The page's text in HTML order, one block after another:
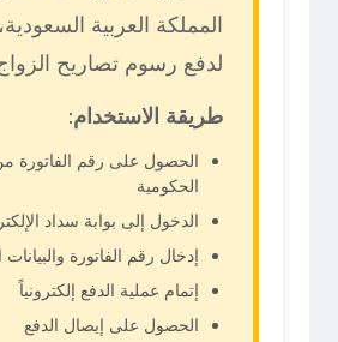
المملكة العربية
لدفع رسوم تصاريح
طريقة الاستخدام:
الحصول على رقم الفاتورة
الحكومية
الدخول إلى بوابة سداد
إدخال رقم الفاتورة
إتمام عملية الدفع إلكترونياً
الحصول على إيصال الدفع